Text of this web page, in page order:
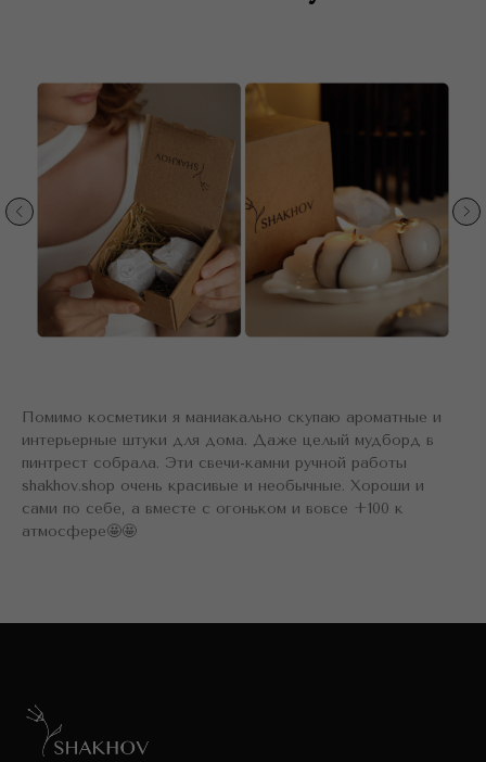
Помимо косметики я маниакально скупаю ароматные и
интерьерные штуки для дома. Даже целый мудборд в
пинтрест собрала. Эти свечи-камни ручной работы
shakhov.shop очень красивые и необычные. Хороши и
сами по себе, а вместе с огоньком и вовсе +100 к
атмосфере🤩🤩